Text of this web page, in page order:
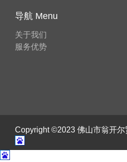
导航 Menu
关于我们
服务优势
Copyright ©2023 佛山市翁开